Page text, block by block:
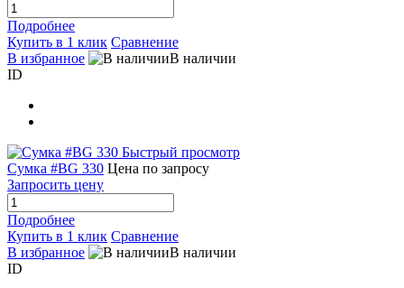
Подробнее
Купить в 1 клик Сравнение
В избранное
В наличии
ID
Быстрый просмотр
Сумка #BG 330 Цена по запросу
Запросить цену
Подробнее
Купить в 1 клик Сравнение
В избранное
В наличии
ID